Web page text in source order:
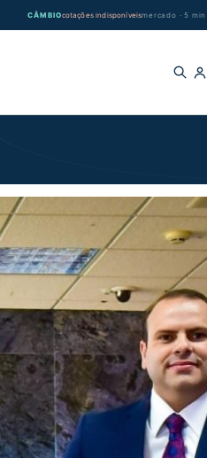
CÂMBIOcotações indisponíveismercado · 5 min
Buscar
site